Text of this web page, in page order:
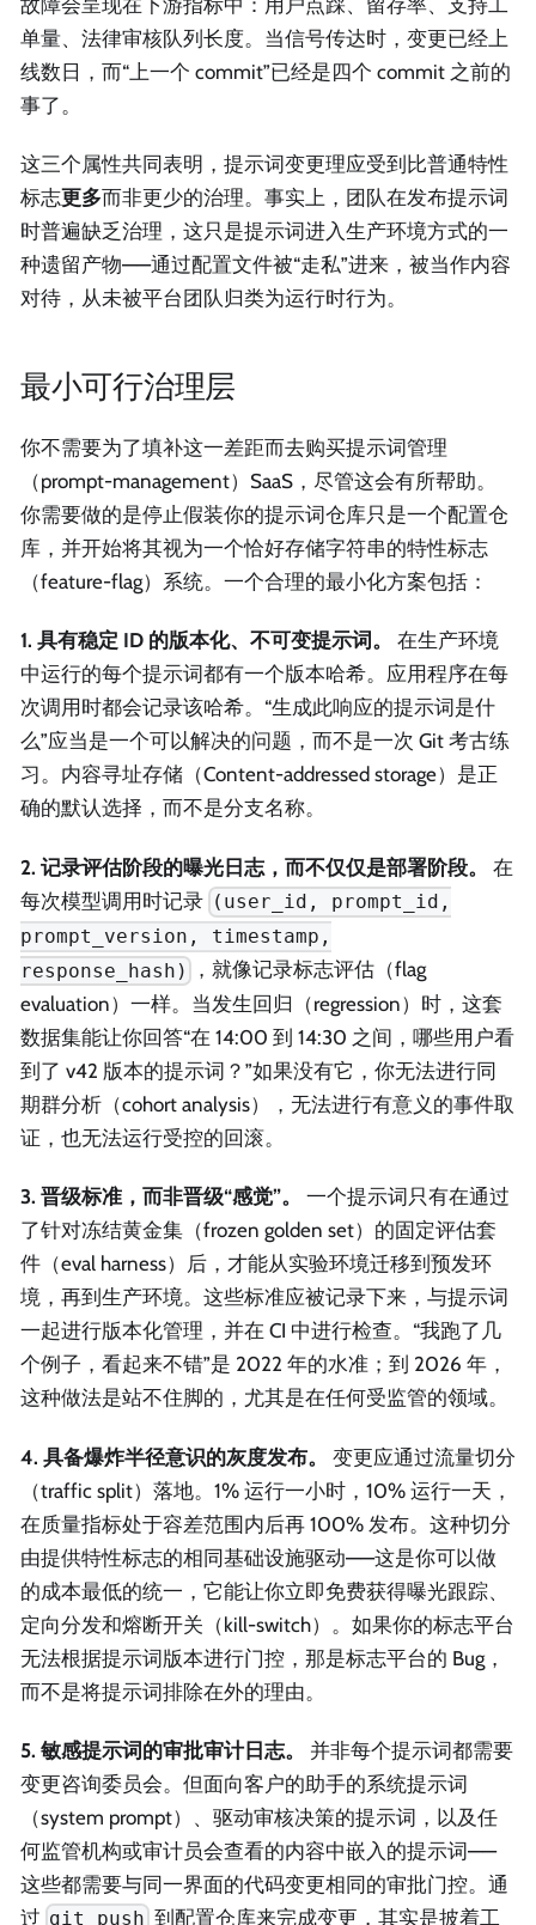
故障会呈现在下游指标中：用户点踩、留存率、支持工
单量、法律审核队列长度。当信号传达时，变更已经上
线数日，而“上一个 commit”已经是四个 commit 之前的
事了。
这三个属性共同表明，提示词变更理应受到比普通特性
标志更多而非更少的治理。事实上，团队在发布提示词
时普遍缺乏治理，这只是提示词进入生产环境方式的一
种遗留产物——通过配置文件被“走私”进来，被当作内容
对待，从未被平台团队归类为运行时行为。
最小可行治理层
你不需要为了填补这一差距而去购买提示词管理
（prompt-management）SaaS，尽管这会有所帮助。
你需要做的是停止假装你的提示词仓库只是一个配置仓
库，并开始将其视为一个恰好存储字符串的特性标志
（feature-flag）系统。一个合理的最小化方案包括：
1. 具有稳定 ID 的版本化、不可变提示词。
在生产环境
中运行的每个提示词都有一个版本哈希。应用程序在每
次调用时都会记录该哈希。“生成此响应的提示词是什
么”应当是一个可以解决的问题，而不是一次 Git 考古练
习。内容寻址存储（Content-addressed storage）是正
确的默认选择，而不是分支名称。
2. 记录评估阶段的曝光日志，而不仅仅是部署阶段。
在
每次模型调用时记录 (user_id, prompt_id,
prompt_version, timestamp,
response_hash)
，就像记录标志评估（flag
evaluation）一样。当发生回归（regression）时，这套
数据集能让你回答“在 14:00 到 14:30 之间，哪些用户看
到了 v42 版本的提示词？”如果没有它，你无法进行同
期群分析（cohort analysis），无法进行有意义的事件取
证，也无法运行受控的回滚。
3. 晋级标准，而非晋级“感觉”。
一个提示词只有在通过
了针对冻结黄金集（frozen golden set）的固定评估套
件（eval harness）后，才能从实验环境迁移到预发环
境，再到生产环境。这些标准应被记录下来，与提示词
一起进行版本化管理，并在 CI 中进行检查。“我跑了几
个例子，看起来不错”是 2022 年的水准；到 2026 年，
这种做法是站不住脚的，尤其是在任何受监管的领域。
4. 具备爆炸半径意识的灰度发布。
变更应通过流量切分
（traffic split）落地。1% 运行一小时，10% 运行一天，
在质量指标处于容差范围内后再 100% 发布。这种切分
由提供特性标志的相同基础设施驱动——这是你可以做
的成本最低的统一，它能让你立即免费获得曝光跟踪、
定向分发和熔断开关（kill-switch）。如果你的标志平台
无法根据提示词版本进行门控，那是标志平台的 Bug，
而不是将提示词排除在外的理由。
5. 敏感提示词的审批审计日志。
并非每个提示词都需要
变更咨询委员会。但面向客户的助手的系统提示词
（system prompt）、驱动审核决策的提示词，以及任
何监管机构或审计员会查看的内容中嵌入的提示词——
这些都需要与同一界面的代码变更相同的审批门控。通
过 git push 到配置仓库来完成变更，其实是披着工